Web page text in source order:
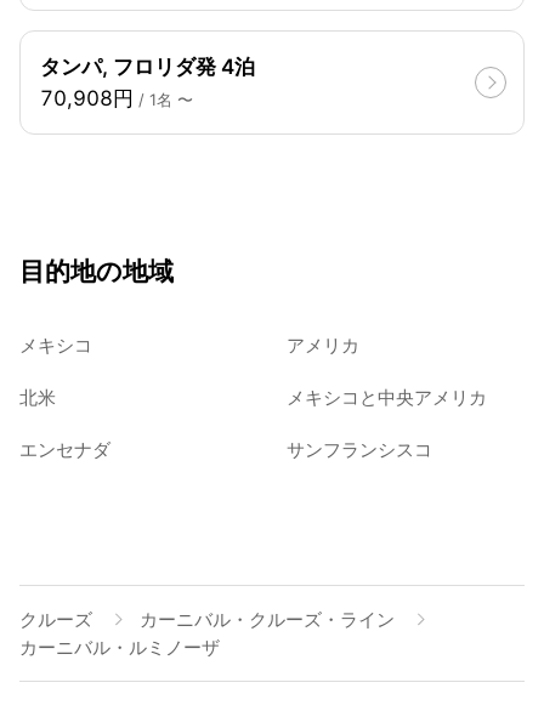
タンパ, フロリダ発 4泊
70,908円 / 1名 〜
目的地の地域
メキシコ アメリカ
北米 メキシコと中央アメリカ
エンセナダ サンフランシスコ
クルーズ
カーニバル・クルーズ・ライン
カーニバル・ルミノーザ